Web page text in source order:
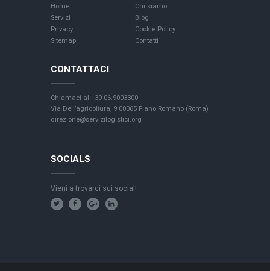
Home
Chi siamo
Servizi
Blog
Privacy
Cookie Policy
Sitemap
Contatti
CONTATTACI
Chiamaci al +39 06.9003300
Via Dell’agricoltura, 9 00065 Fiano Romano (Roma)
direzione@servizilogistici.org
SOCIALS
Vieni a trovarci sui social!